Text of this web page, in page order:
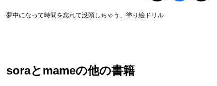
夢中になって時間を忘れて没頭しちゃう、塗り絵ドリル
soraとmameの他の書籍